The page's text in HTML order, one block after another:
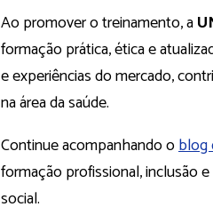
Ao promover o treinamento, a
formação prática, ética e
e experiências do mercado,
na área da saúde.
Continue acompanhando oblog
formação profissional, inclusão
social.